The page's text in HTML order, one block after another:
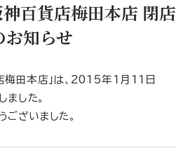
百貨店梅田本店 閉店
お知らせ
梅田本店」は、2015年1月11日
ました。
ございました。